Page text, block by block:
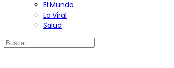
El Mundo
Lo Viral
Salud